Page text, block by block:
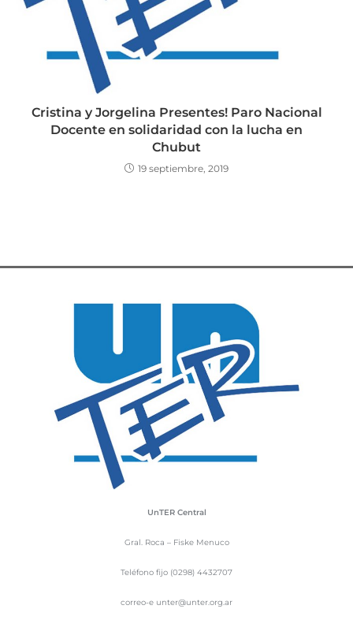
Cristina y Jorgelina Presentes! Paro Nacional
Docente en solidaridad con la lucha en
Chubut
19 septiembre, 2019
UnTER Central
Gral. Roca – Fiske Menuco
Teléfono fijo (0298) 4432707
correo-e unter@unter.org.ar